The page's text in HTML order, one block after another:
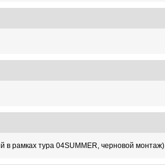
в рамках тура 04SUMMER, черновой монтаж).